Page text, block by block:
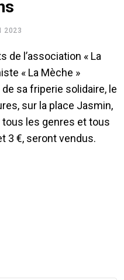
2023
de l’association « La
« La Mèche »
sa friperie solidaire, le
sur la place Jasmin,
tous les genres et tous
3 €, seront vendus.